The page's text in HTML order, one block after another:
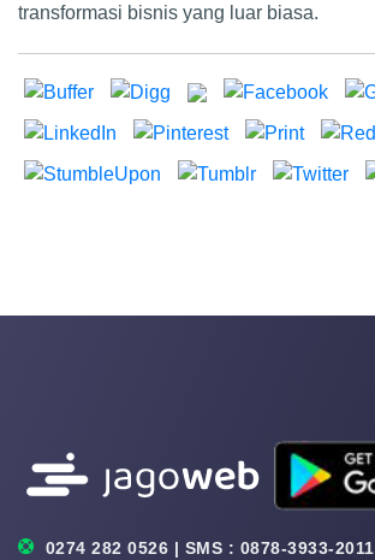
transformasi bisnis yang luar biasa.
0274 282 0526 | SMS : 0878-3933-2011